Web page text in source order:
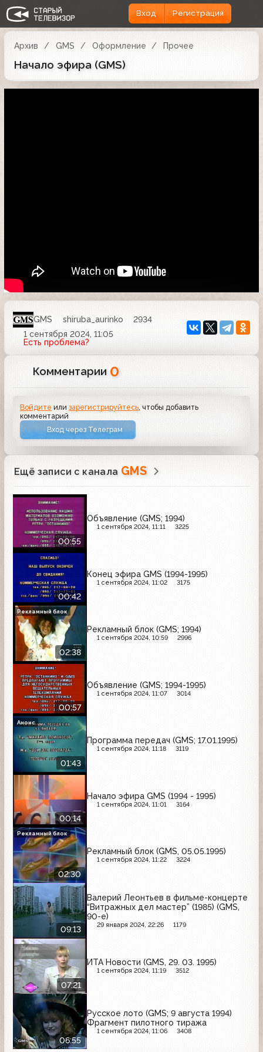
Вход Регистрация
Архив GMS Оформление Прочее
Начало эфира (GMS)
GMS shiruba_aurinko
2934
1 сентября 2024, 11:05
Есть проблема?
Комментарии 0
Войдите илизарегистрируйтесь , чтобы добавить
комментарий
Вход через Телеграм
Ещё записи с канала GMS
00:55
Объявление (GMS; 1994)
1 сентября 2024, 11:11 3225
00:42
Конец эфира GMS (1994-1995)
1 сентября 2024, 11:02 3175
02:38
Рекламный блок (GMS; 1994)
1 сентября 2024, 10:59 2996
Рекламный блок
00:57
Объявление (GMS; 1994-1995)
1 сентября 2024, 11:07 3014
01:43
Программа передач (GMS; 17.01.1995)
1 сентября 2024, 11:18 3119
Анонс
00:14
Начало эфира GMS (1994 - 1995)
1 сентября 2024, 11:01 3164
02:30
Рекламный блок (GMS, 05.05.1995)
1 сентября 2024, 11:22 3224
Рекламный блок
09:13
Валерий Леонтьев в фильме-концерте
“Витражных дел мастер” (1985) (GMS,
90-е)
29 января 2024, 22:26 1179
07:21
ИТА Новости (GMS, 29. 03. 1995)
1 сентября 2024, 11:19 3512
06:55
Русское лото (GMS; 9 августа 1994)
Фрагмент пилотного тиража
1 сентября 2024, 11:06 3408